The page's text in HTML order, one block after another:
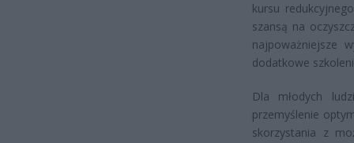
kursu
szansą na
najpoważniejsze
dodatkowe
Dla młodych
przemyślenie
skorzystania z